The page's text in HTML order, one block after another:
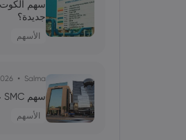
أحمد 2025 Dec 05, 21:00
Mugafi تتعاون مع Avalanche لترميز الملكية الفكرية الترفيهية على البلوك تشين
آرك إنفست تزيد
جديدة؟
الأسهم
Salma
06, 16:02
سهم SMC عند 15 ريالاً رغم نمو الأرباح 24%.. هل يبدأ سهم 4019 التعافي؟
الأسهم